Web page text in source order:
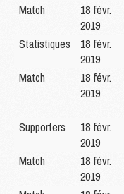
Match
18 févr.
2019
Statistiques
18 févr.
2019
Match
18 févr.
2019
Supporters
18 févr.
2019
Match
18 févr.
2019